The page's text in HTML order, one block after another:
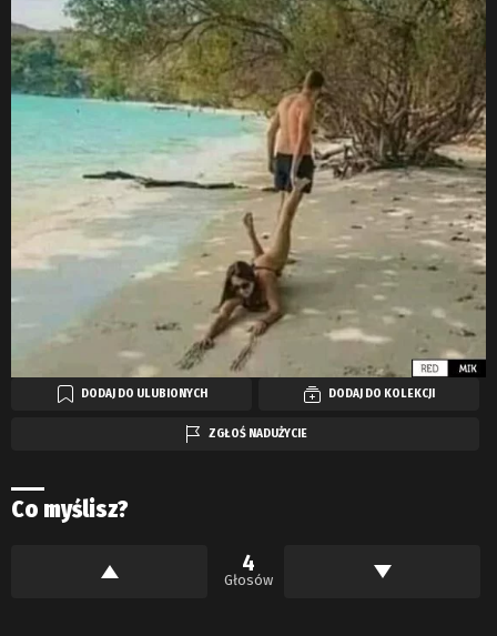
DODAJ DO ULUBIONYCH DODAJ DO KOLEKCJI
ZGŁOŚ NADUŻYCIE
Co myślisz?
4
Głosów